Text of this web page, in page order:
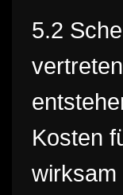
5.2
Kosten
wirksam